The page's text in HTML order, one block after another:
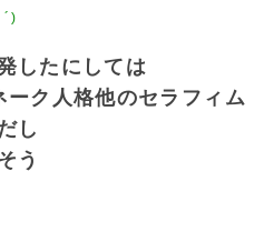
したにしては
ク人格他のセラフィム
し
う